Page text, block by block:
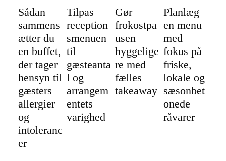
Sådan
sammens
ætter du
en buffet,
der tager
hensyn til
gæsters
allergier
og
intoleranc
er
Tilpas
reception
smenuen
til
gæsteanta
l og
arrangem
entets
varighed
Gør
frokostpa
usen
hyggelige
re med
fælles
takeaway
Planlæg
en menu
med
fokus på
friske,
lokale og
sæsonbet
onede
råvarer